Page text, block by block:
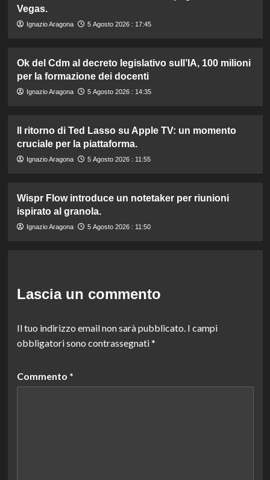
Vegas.
Ignazio Aragona 5 Agosto 2026 : 17:45
Ok del Cdm al decreto legislativo sull’IA, 100 milioni
per la formazione dei docenti
Ignazio Aragona 5 Agosto 2026 : 14:35
Il ritorno di Ted Lasso su Apple TV: un momento
cruciale per la piattaforma.
Ignazio Aragona 5 Agosto 2026 : 11:55
Wispr Flow introduce un notetaker per riunioni
ispirato al granola.
Ignazio Aragona 5 Agosto 2026 : 11:50
Lascia un commento
Il tuo indirizzo email non sarà pubblicato. I campi
obbligatori sono contrassegnati*
Commento *